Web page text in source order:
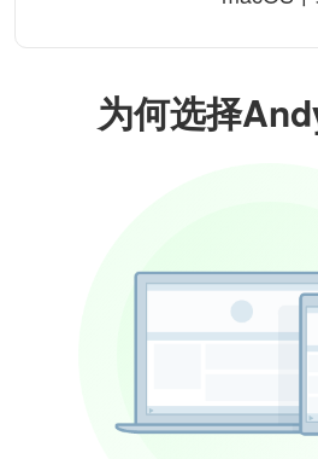
为何选择